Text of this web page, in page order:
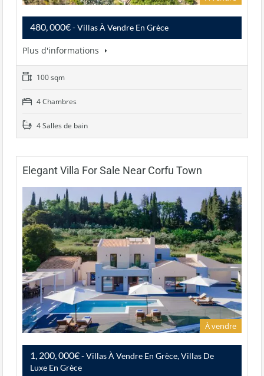
480, 000€- Villas À Vendre En Grèce
Plus d'informations
100 sqm
4 Chambres
4 Salles de bain
Elegant Villa For Sale Near Corfu Town
À vendre
1, 200, 000€- Villas À Vendre En Grèce, Villas De
Luxe En Grèce